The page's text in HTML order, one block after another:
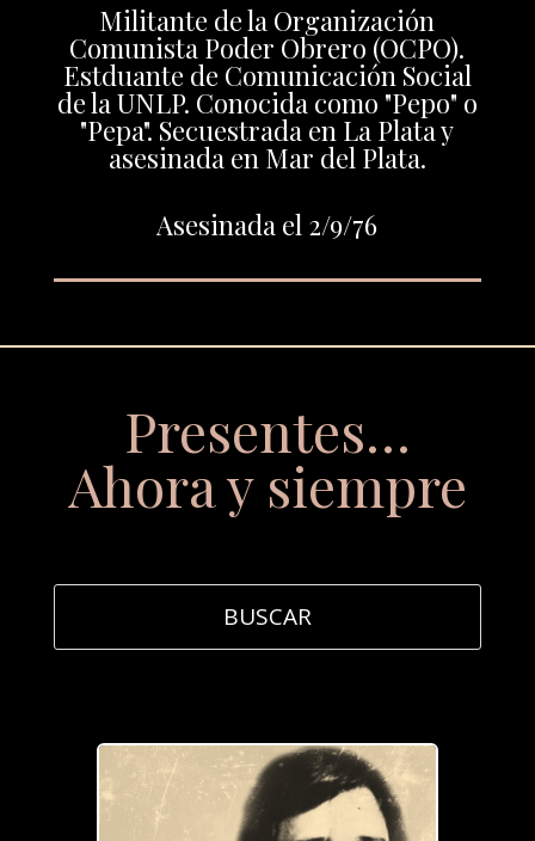
Militante de la Organización
Comunista Poder Obrero (OCPO).
Estduante de Comunicación Social
de la UNLP. Conocida como "Pepo" o
"Pepa". Secuestrada en La Plata y
asesinada en Mar del Plata.
Asesinada el 2/9/76
Presentes…
Ahora y siempre